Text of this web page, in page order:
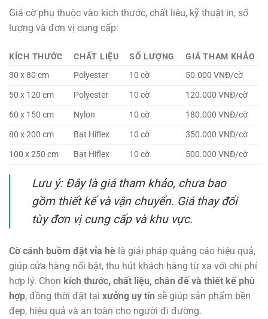
Giá cờ phụ thuộc vào kích thước, chất liệu, kỹ thuật in, số
lượng và đơn vị cung cấp:
KÍCH THƯỚC CHẤT LIỆU SỐ LƯỢNG
GIÁ THAM KHẢO
30 x 80 cm
Polyester 10 cờ
50.000 VNĐ/cờ
50 x 120 cm
Polyester 10 cờ
120.000 VNĐ/cờ
60 x 150 cm
Nylon 10 cờ
180.000 VNĐ/cờ
80 x 200 cm
Bạt Hiflex 10 cờ
350.000 VNĐ/cờ
100 x 250 cm
Bạt Hiflex 10 cờ 500.000 VNĐ/cờ
Lưu ý: Đây là giá tham khảo, chưa bao
gồm thiết kế và vận chuyển. Giá thay đổi
tùy đơn vị cung cấp và khu vực.
Cờ cánh buồm đặt vỉa hè là giải pháp quảng cáo hiệu quả,
giúp cửa hàng nổi bật, thu hút khách hàng từ xa với chi phí
hợp lý. Chọn kích thước, chất liệu, chân đế và thiết kế phù
hợp, đồng thời đặt tại xưởng uy tín sẽ giúp sản phẩm bền
đẹp, hiệu quả và an toàn cho người đi đường.